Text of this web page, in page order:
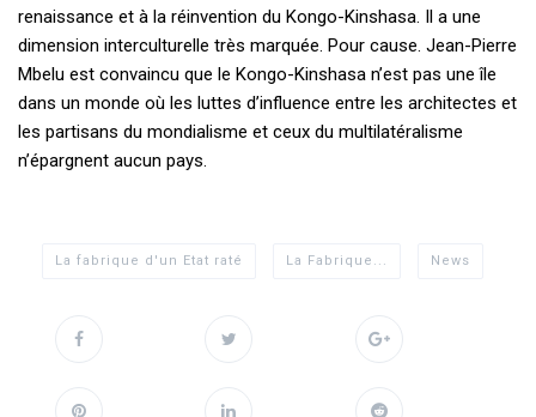
renaissance et à la réinvention du Kongo-Kinshasa. Il a une
dimension interculturelle très marquée. Pour cause. Jean-Pierre
Mbelu est convaincu que le Kongo-Kinshasa n’est pas une île
dans un monde où les luttes d’influence entre les architectes et
les partisans du mondialisme et ceux du multilatéralisme
n’épargnent aucun pays.
La fabrique d'un Etat raté La Fabrique... News